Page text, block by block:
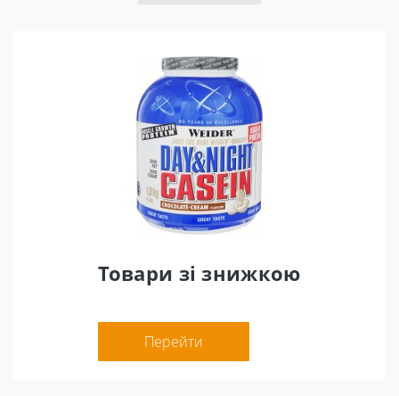
Товари зі знижкою
Перейти